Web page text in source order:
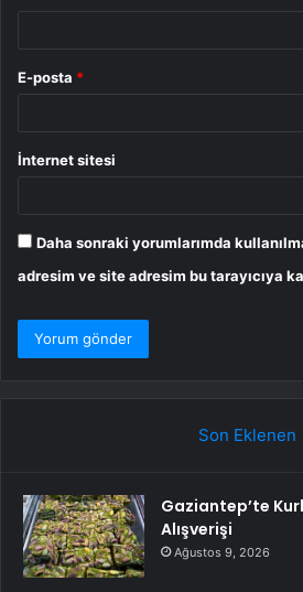
E-posta *
İnternet sitesi
Daha sonraki yorumlarımda
adresim ve site adresim bu tarayıcıya
Son Eklenen
Gaziantep’te
Alışverişi
Ağustos 9, 2026